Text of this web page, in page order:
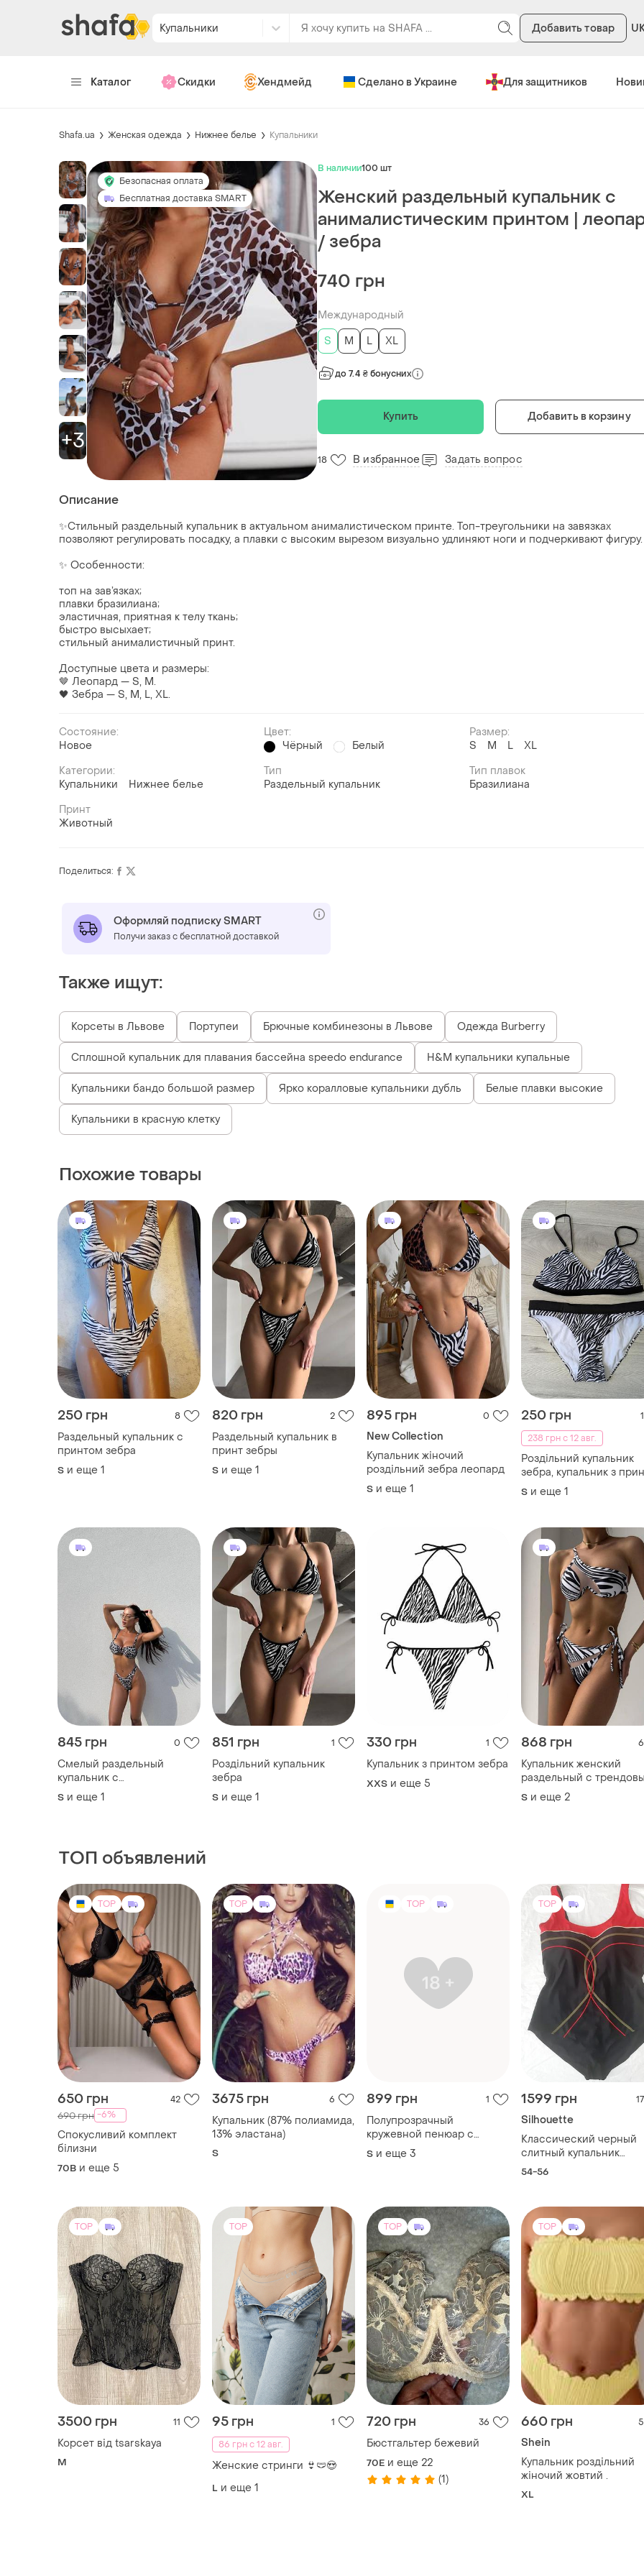
Купальники Добавить товар
Каталог Скидки Хендмейд Сделано в Украине Для защитников
Shafa.ua Женская одежда Нижнее белье Купальники
+3
Безопасная оплата
Бесплатная доставка SMART
В наличии100 шт
Женский раздельный купальник с
анималистическим принтом |
/ зебра
740 грн
Международный
S
M L XL
до 7.4 ₴ бонусних
Купить Добавить в корзину
18 В избранное Задать вопрос
Описание
✨Стильный раздельный купальник в актуальном анималистическом принте. Топ-треугольники на завязках
позволяют регулировать посадку, а плавки с высоким вырезом визуально удлиняют ноги и подчеркивают фигуру.
✨ Особенности:
топ на зав’язках;
плавки бразилиана;
эластичная, приятная к телу ткань;
быстро высыхает;
стильный анималистичный принт.
Доступные цвета и размеры:
🤎 Леопард — S, M.
🖤 Зебра — S, M, L, XL.
Состояние:
Новое
Цвет:
Чёрный
Белый
Размер:
S
M L
XL
Категории:
Купальники
Нижнее белье
Тип
Раздельный купальник
Тип плавок
Бразилиана
Принт
Животный
Поделиться:
Оформляй подписку SMART
Получи заказ с бесплатной доставкой
Также ищут:
Корсеты в Львове Портупеи Брючные комбинезоны в Львове Одежда Burberry
Сплошной купальник для плавания бассейна speedo endurance H&M купальники купальные
Купальники бандо большой размер Ярко коралловые купальники дубль Белые плавки высокие
Купальники в красную клетку
Похожие товары
250 грн 8
Раздельный купальник с
принтом зебра
S и еще 1
820 грн 2
Раздельный купальник в
принт зебры
S и еще 1
895 грн 0
New Collection
Купальник жіночий
роздільний зебра леопард
S и еще 1
250 грн
1
238 грн с 12 авг.
Роздільний купальник
зебра, купальник з
зебра розпродаж
S и еще 1
845 грн 0
Смелый раздельный
купальник с
анималистичным принтом
S и еще 1
851 грн 1
Роздільний купальник
зебра
S и еще 1
330 грн 1
Купальник з принтом зебра
XХS и еще 5
868 грн 6
Купальник женский
раздельный с
принтом
S и еще 2
ТОП объявлений
TOP
650 грн 42
690 грн -6%
Спокусливий комплект
білизни
70B и еще 5
TOP
3675 грн 6
Купальник (87% полиамида,
13% эластана)
S
TOP
899 грн 1
Полупрозрачный
кружевной пенюар с
трусиками и чулками,
do4076
S и еще 3
TOP
1599 грн 17
Silhouette
Классический черный
слитный купальник
большого размера
54-56
TOP
3500 грн 11
Корсет від tsarskaya
M
TOP
95 грн
1
86 грн с 12 авг.
Женские стринги 👙🩲😍
L и еще 1
TOP
720 грн 36
Бюстгальтер бежевий
70E и еще 22
(1)
TOP
660 грн 5
Shein
Купальник роздільний
жіночий жовтий .
XL